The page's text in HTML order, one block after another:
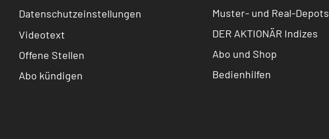
Datenschutzeinstellungen
Videotext
Offene Stellen
Abo kündigen
Muster- und Real-Depots
DER AKTIONÄR Indizes
Abo und Shop
Bedienhilfen